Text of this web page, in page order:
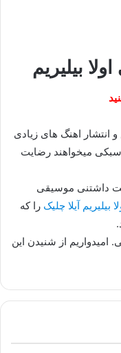
بیلیریم
انتشار اهنگ های زیادی
میخواهند رضایت
داشتنی موسیقی
آیلا چلیک را که
امیدواریم از شنیدن این